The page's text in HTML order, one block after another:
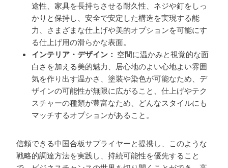
途性、家具を長持ちさせる耐久性、ネジや釘をしっ
かりと保持し、安全で安定した構造を実現する能
力、さまざまな仕上げや美的オプションを可能にす
る仕上げ用の滑らかな表面。
インテリア・デザイン： 空間に温かみと視覚的な面
白さを加える美的魅力、居心地のよい心地よい雰囲
気を作り出す温かさ、塗装や染色が可能なため、デ
ザインの可能性が無限に広がること、仕上げやテク
スチャーの種類が豊富なため、どんなスタイルにも
マッチするオプションがあること。
信頼できる中国合板サプライヤーと提携し、このような
戦略的調達方法を実践し、持続可能性を優先すること